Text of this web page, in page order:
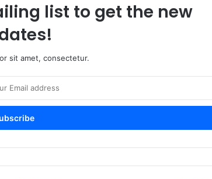
list to get the new
sit amet, consectetur.